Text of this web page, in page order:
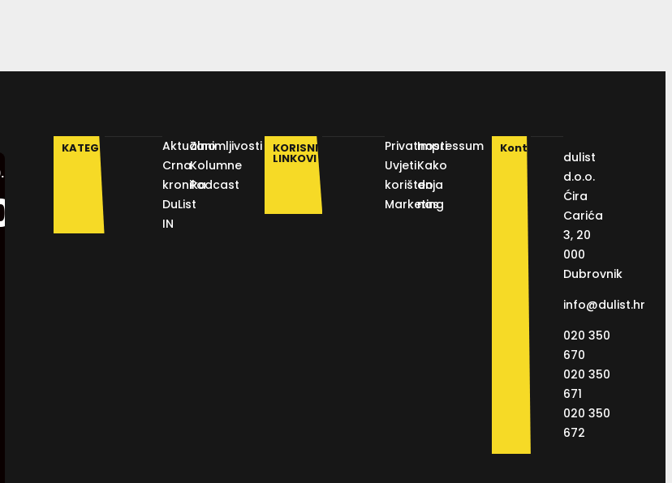
Humidity:
KATEGORIJE
Aktualno
Crna
kronika
DuList
IN
Zanimljivosti
Kolumne
Podcast
KORISNI
LINKOVI
Privatnosti
Uvjeti
korištenja
Marketing
Impressum
Kako
do
nas
Kontakt
dulist
d.o.o.
Ćira
Carića
3, 20
000
Dubrovnik
info@dulist.hr
020 350
670
020 350
671
020 350
672